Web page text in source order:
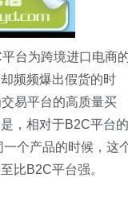
台为跨境进口电商
频频爆出假货的时
易平台的高质量买
，相对于B2C平台的
个产品的时候，这
比B2C平台强。